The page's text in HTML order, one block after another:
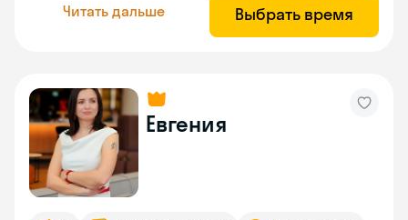
Читать дальше Выбрать время
Евгения